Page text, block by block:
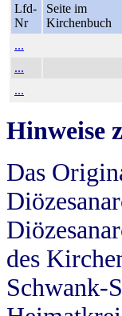
Lfd-
Nr
Seite im
Kirchenbuch
...
...
...
Hinweise
Das
des
Schwank-